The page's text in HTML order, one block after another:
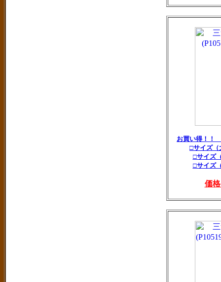
お買い得！！
□サイズ（
□サイズ
□サイズ
価